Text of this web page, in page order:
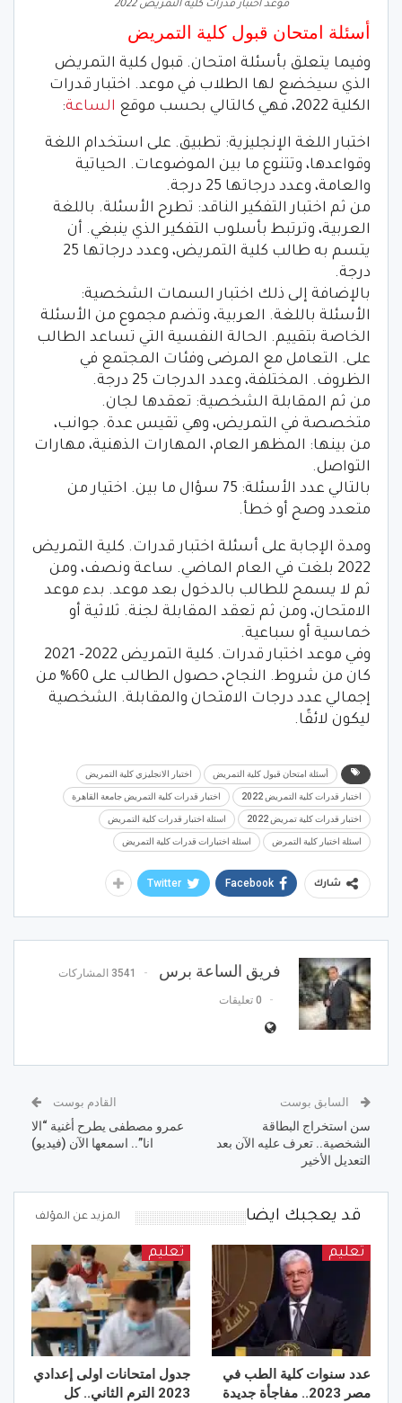
موعد اختبار قدرات كلية التمريض 2022
أسئلة امتحان قبول كلية التمريض
وفيما يتعلق بأسئلة امتحان. قبول كلية التمريض
الذي سيخضع لها الطلاب في موعد. اختبار قدرات
الكلية 2022، فهي كالتالي بحسب موقع
الساعة:
اختبار اللغة الإنجليزية: تطبيق. على استخدام اللغة
وقواعدها، وتتنوع ما بين الموضوعات. الحياتية
والعامة، وعدد درجاتها 25 درجة.
من ثم اختبار التفكير الناقد: تطرح الأسئلة. باللغة
العربية، وترتبط بأسلوب التفكير الذي ينبغي. أن
يتسم به طالب كلية التمريض، وعدد درجاتها 25
درجة.
بالإضافة إلى ذلك اختبار السمات الشخصية:
الأسئلة باللغة. العربية، وتضم مجموع من الأسئلة
الخاصة بتقييم. الحالة النفسية التي تساعد الطالب
على. التعامل مع المرضى وفئات المجتمع في
الظروف. المختلفة، وعدد الدرجات 25 درجة.
من ثم المقابلة الشخصية: تعقدها لجان.
متخصصة في التمريض، وهي تقيس عدة. جوانب،
من بينها: المظهر العام، المهارات الذهنية، مهارات
التواصل.
بالتالي عدد الأسئلة: 75 سؤال ما بين. اختيار من
متعدد وصح أو خطأ.
ومدة الإجابة على أسئلة اختبار قدرات. كلية التمريض
2022 بلغت في العام الماضي. ساعة ونصف، ومن
ثم لا يسمح للطالب بالدخول بعد موعد. بدء موعد
الامتحان، ومن ثم تعقد المقابلة لجنة. ثلاثية أو
خماسية أو سباعية.
وفي موعد اختبار قدرات. كلية التمريض 2022- 2021
كان من شروط. النجاح، حصول الطالب على 60% من
إجمالي عدد درجات الامتحان والمقابلة. الشخصية
ليكون لائقًا.
أسئلة امتحان قبول كلية التمريض اختبار الانجليزي كلية التمريض
اختبار قدرات كلية التمريض 2022 اختبار قدرات كلية التمريض جامعة القاهرة
اختبار قدرات كلية تمريض 2022 اسئلة اختبار قدرات كلية التمريض
اسئلة اختبار كلية التمرض اسئلة اختبارات قدرات كلية التمريض
شارك Facebook
Twitter
فريق الساعة برس 3541 المشاركات
0 تعليقات
السابق بوست
سن استخراج البطاقة
الشخصية.. تعرف عليه الآن بعد
التعديل الأخير
القادم بوست
عمرو مصطفى يطرح أغنية “الا
انا”.. اسمعها الآن (فيديو)
قد يعجبك ايضا المزيد عن المؤلف
تعليم
عدد سنوات كلية الطب في
مصر 2023.. مفاجأة جديدة
تعليم
جدول امتحانات اولى إعدادي
2023 الترم الثاني.. كل